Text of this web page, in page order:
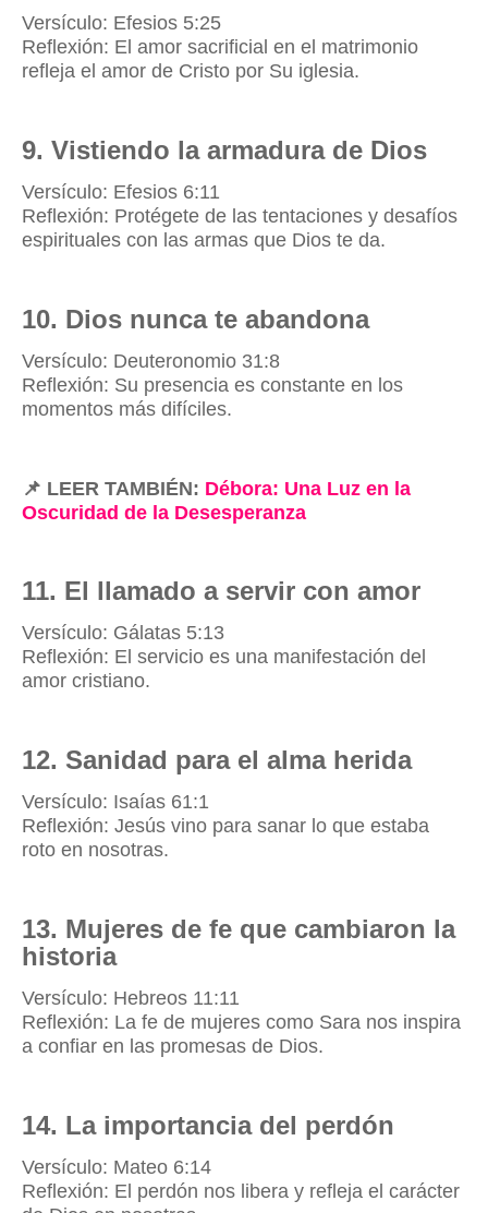
Versículo: Efesios 5:25
Reflexión: El amor sacrificial en el matrimonio
refleja el amor de Cristo por Su iglesia.
9. Vistiendo la armadura de Dios
Versículo: Efesios 6:11
Reflexión: Protégete de las tentaciones y desafíos
espirituales con las armas que Dios te da.
10. Dios nunca te abandona
Versículo: Deuteronomio 31:8
Reflexión: Su presencia es constante en los
momentos más difíciles.
📌 LEER TAMBIÉN: Débora: Una Luz en la
Oscuridad de la Desesperanza
11. El llamado a servir con amor
Versículo: Gálatas 5:13
Reflexión: El servicio es una manifestación del
amor cristiano.
12. Sanidad para el alma herida
Versículo: Isaías 61:1
Reflexión: Jesús vino para sanar lo que estaba
roto en nosotras.
13. Mujeres de fe que cambiaron la
historia
Versículo: Hebreos 11:11
Reflexión: La fe de mujeres como Sara nos inspira
a confiar en las promesas de Dios.
14. La importancia del perdón
Versículo: Mateo 6:14
Reflexión: El perdón nos libera y refleja el carácter